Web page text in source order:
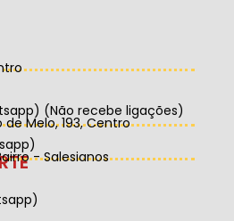
(Não recebe ligações)
Melo, 193, Centro
- Salesianos